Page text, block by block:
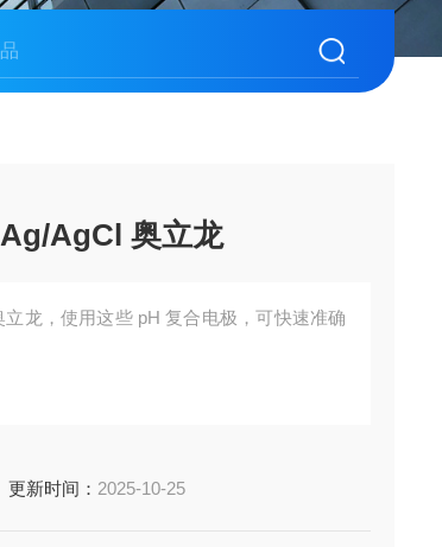
Ag/AgCl 奥立龙
龙，使用这些 pH 复合电极，可快速准确
更新时间： 2025-10-25